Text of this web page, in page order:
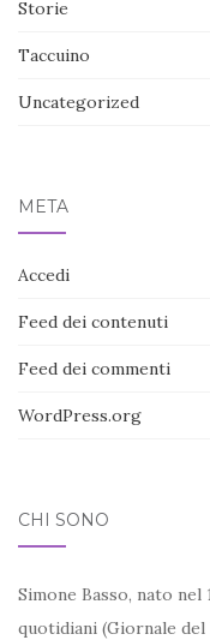
Storie
Taccuino
Uncategorized
META
Accedi
Feed dei contenuti
Feed dei commenti
WordPress.org
CHI SONO
Simone Basso, nato
quotidiani (Giornale